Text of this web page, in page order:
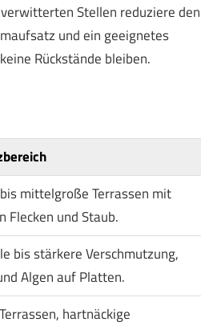
Stellen reduziere den
und ein geeignetes
Rückstände bleiben.
mittelgroße Terrassen mit
Flecken und Staub.
bis stärkere Verschmutzung,
Algen auf Platten.
hartnäckige